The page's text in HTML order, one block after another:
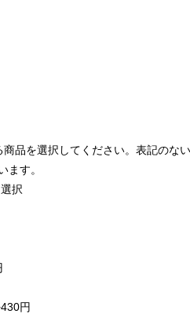
品を選択してください。表記のな
ます。
択
円